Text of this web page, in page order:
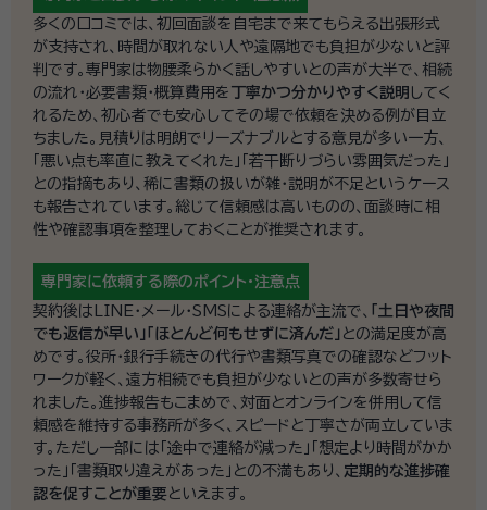
多くの口コミでは、初回面談を自宅まで来てもらえる出張形式
が支持され、時間が取れない人や遠隔地でも負担が少ないと評
判です。専門家は物腰柔らかく話しやすいとの声が大半で、相続
の流れ・必要書類・概算費用を 丁寧かつ分かりやすく説明 してく
れるため、初心者でも安心してその場で依頼を決める例が目立
ちました。見積りは明朗でリーズナブルとする意見が多い一方、
「悪い点も率直に教えてくれた」「若干断りづらい雰囲気だった」
との指摘もあり、稀に書類の扱いが雑・説明が不足というケース
も報告されています。総じて信頼感は高いものの、面談時に相
性や確認事項を整理しておくことが推奨されます。
専門家に依頼する際のポイント・注意点
契約後はLINE・メール・SMSによる連絡が主流で、 「土日や夜間
でも返信が早い」「ほとんど何もせずに済んだ」 との満足度が高
めです。役所・銀行手続きの代行や書類写真での確認などフット
ワークが軽く、遠方相続でも負担が少ないとの声が多数寄せら
れました。進捗報告もこまめで、対面とオンラインを併用して信
頼感を維持する事務所が多く、スピードと丁寧さが両立していま
す。ただし一部には「途中で連絡が減った」「想定より時間がかか
った」「書類取り違えがあった」との不満もあり、 定期的な進捗確
認を促すことが重要といえます。